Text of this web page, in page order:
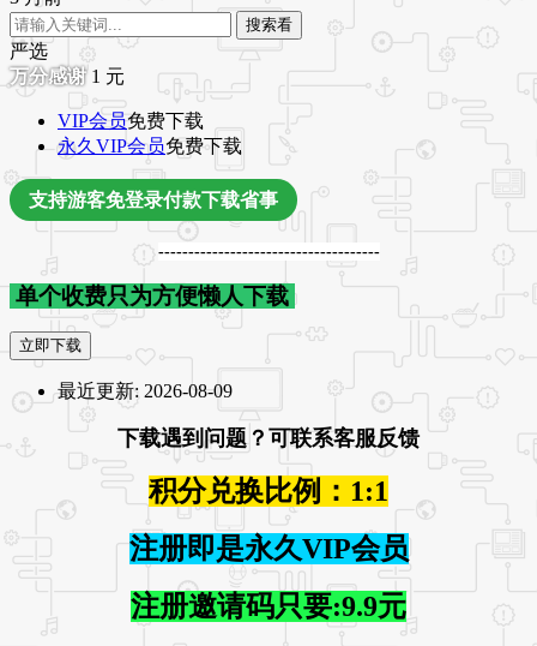
搜索看
严选
1 元
VIP会员免费下载
永久VIP会员免费下载
支持游客免登录付款下载省事
-------------------------------------
单个收费只为方便懒人下载
立即下载
最近更新: 2026-08-09
下载遇到问题？可联系客服反馈
积分兑换比例：1:1
注册即是永久VIP会员
注册邀请码只要:9.9元